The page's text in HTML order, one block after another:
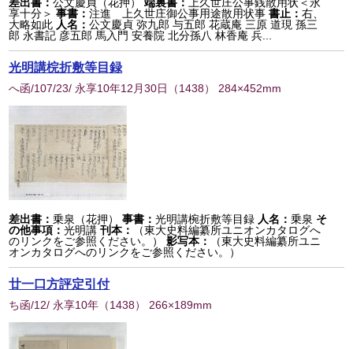
享十分＞ 事書：注進 上久世庄御公事用途散用状事書止：右、
大略如此 人名：公文慶貞 弥九郎 与五郎 花蔵庵 三原 道現 孫三
郎 永書記 彦五郎 馬入門 安養院 北分孫八 林香庵 兵...
光明講梡折敷等目録
へ函/107/23/ 永享10年12月30日 （1438） 284×452mm
差出書：乗泉（花押） 事書：光明講椀折敷等目録 人名：乗泉 そ
の他事項：光明講 刊本：
（東大史料編纂所ユニオンカタログへ
のリンクをご参照ください。）
影写本：
（東大史料編纂所ユニ
オンカタログへのリンクをご参照ください。）
廿一口方評定引付
ち函/12/ 永享10年 （1438） 266×189mm